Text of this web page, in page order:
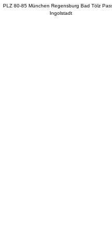
PLZ 80-85 München Regensburg Bad Tölz
Ingolstadt